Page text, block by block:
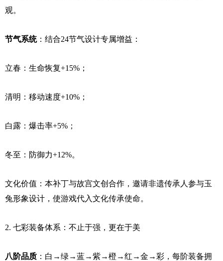
观。
节气系统：结合24节气设计专属增益：
立春：生命恢复+15%；
清明：移动速度+10%；
白露：爆击率+5%；
冬至：防御力+12%。
文化价值：本补丁与故宫文创合作，邀请非遗传承人参与玉
兔形象设计，使游戏代入文化传承使命。
2. 七彩装备体系：不止于强，更在于美
八阶品质 ：白→绿→蓝→紫→橙→红→金→彩，每阶装备拥